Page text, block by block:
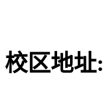
校区地址: